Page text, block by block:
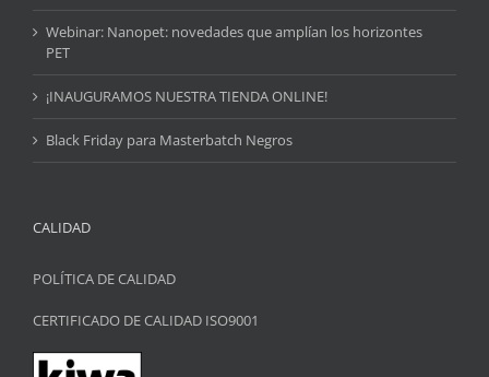
Webinar: Nanopet: novedades que amplían los horizontes
PET
¡INAUGURAMOS NUESTRA TIENDA ONLINE!
Black Friday para Masterbatch Negros
CALIDAD
POLÍTICA DE CALIDAD
CERTIFICADO DE CALIDAD ISO9001